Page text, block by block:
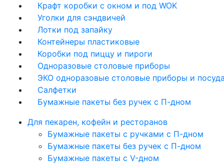
Крафт коробки с окном и под WOK
Уголки для сэндвичей
Лотки под запайку
Контейнеры пластиковые
Коробки под пиццу и пироги
Одноразовые столовые приборы
ЭКО одноразовые столовые приборы и
Салфетки
Бумажные пакеты без ручек с П-дном
Для пекарен, кофейн и ресторанов
Бумажные пакеты с ручками с П-дном
Бумажные пакеты без ручек с П-дном
Бумажные пакеты с V-дном